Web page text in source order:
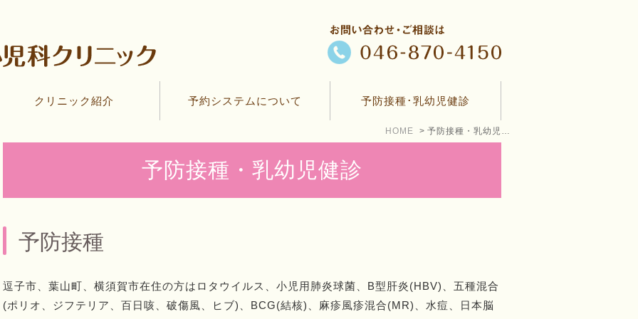
クリニック紹介 予約システムについて 予防接種･乳幼児健診
HOME 予防接種・乳幼児健診
予防接種・乳幼児健診
予防接種
逗子市、葉山町、横須賀市在住の方はロタウイルス、小児用肺炎球菌、B型肝炎(HBV)、五種混合
(ポリオ、ジフテリア、百日咳、破傷風、ヒブ)、BCG(結核)、麻疹風疹混合(MR)、水痘、日本脳